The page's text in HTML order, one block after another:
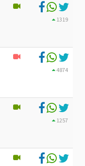
1319
4874
1257